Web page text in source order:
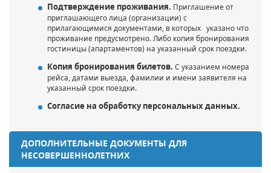
Подтверждение проживания. Приглашение от
приглашающего лица (организации) с
прилагающимися документами, в которых указано что
проживание предусмотрено. Либо копия бронирования
гостиницы (апартаментов) на указанный срок поездки.
Копия бронирования билетов. С указанием номера
рейса, датами выезда, фамилии и имени заявителя на
указанный срок поездки.
Согласие на обработку персональных данных.
ДОПОЛНИТЕЛЬНЫЕ ДОКУМЕНТЫ ДЛЯ
НЕСОВЕРШЕННОЛЕТНИХ